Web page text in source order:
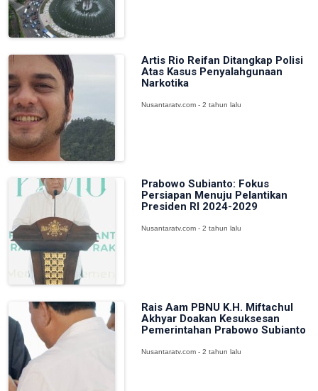
Artis Rio Reifan Ditangkap Polisi
Atas Kasus Penyalahgunaan
Narkotika
Nusantaratv.com - 2 tahun lalu
Prabowo Subianto: Fokus
Persiapan Menuju Pelantikan
Presiden RI 2024-2029
Nusantaratv.com - 2 tahun lalu
Rais Aam PBNU K.H. Miftachul
Akhyar Doakan Kesuksesan
Pemerintahan Prabowo Subianto
Nusantaratv.com - 2 tahun lalu